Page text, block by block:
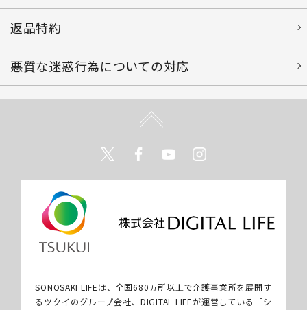
返品特約
悪質な迷惑行為についての対応
TwitterFacebookYoutube
SONOSAKI LIFEは、全国680ヵ所以上で介護事業所を展開す
るツクイのグループ会社、DIGITAL LIFEが運営している「シ